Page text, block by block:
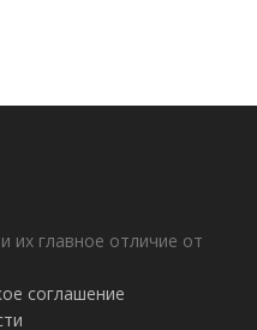
их главное отличие от
соглашение